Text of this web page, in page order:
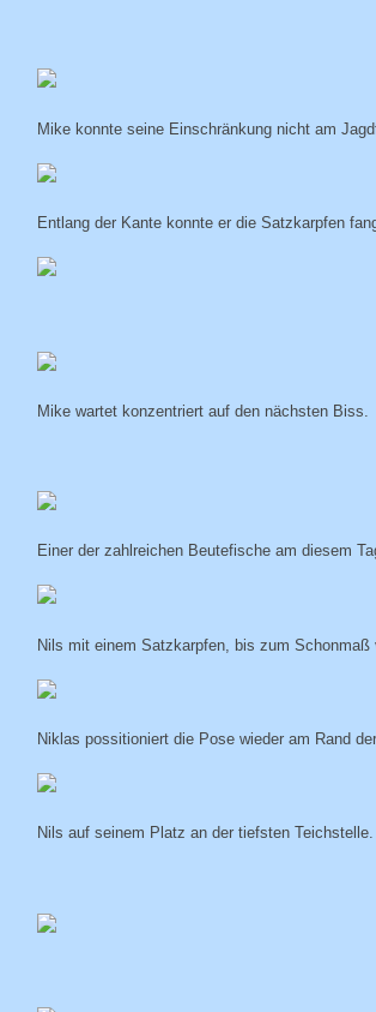
Mike konnte seine Einschränkung nicht am
Entlang der Kante konnte er die Satzkarpfen
Mike wartet konzentriert auf den nächsten Biss.
Einer der zahlreichen Beutefische am diesem
Nils mit einem Satzkarpfen, bis zum
Niklas possitioniert die Pose wieder am Rand
Nils auf seinem Platz an der tiefsten Teichstelle.